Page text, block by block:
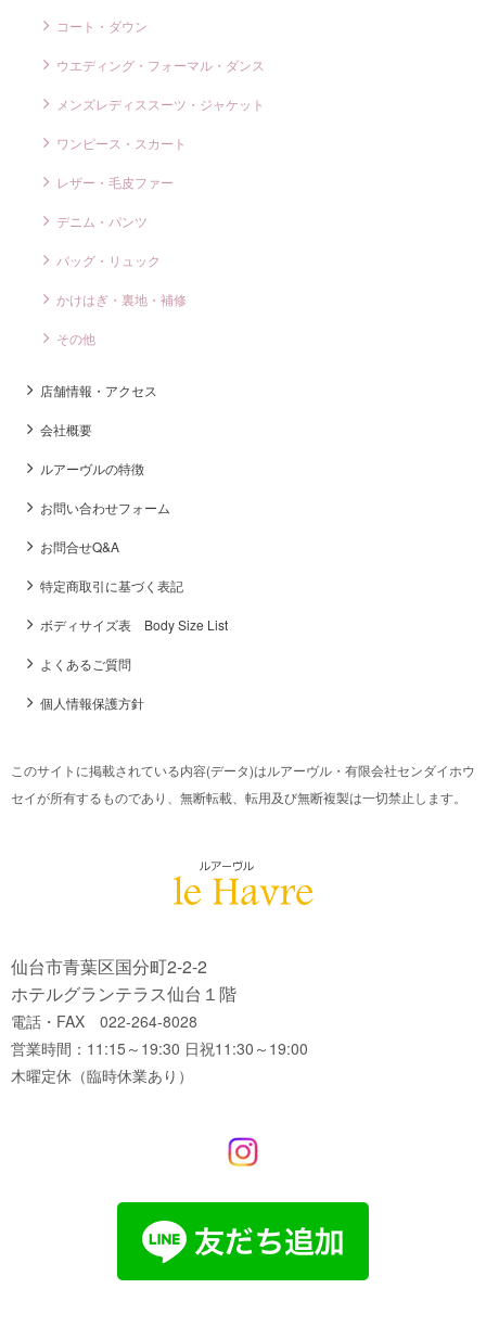
コート・ダウン
ウエディング・フォーマル・ダンス
メンズレディススーツ・ジャケット
ワンピース・スカート
レザー・毛皮ファー
デニム・パンツ
バッグ・リュック
かけはぎ・裏地・補修
その他
店舗情報・アクセス
会社概要
ルアーヴルの特徴
お問い合わせフォーム
お問合せQ&A
特定商取引に基づく表記
ボディサイズ表 Body Size List
よくあるご質問
個人情報保護方針
このサイトに掲載されている内容(データ)はルアーヴル・有限会社センダイホウ
セイが所有するものであり、無断転載、転用及び無断複製は一切禁止します。
仙台市青葉区国分町2-2-2
ホテルグランテラス仙台１階
電話・FAX 022-264-8028
営業時間：11:15～19:30 日祝11:30～19:00
木曜定休（臨時休業あり）